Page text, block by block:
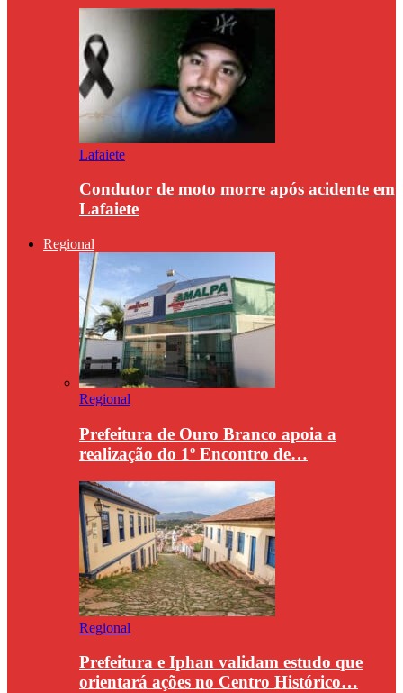
Lafaiete
Condutor de moto morre após acidente em
Lafaiete
Regional
Regional
Prefeitura de Ouro Branco apoia a
realização do 1º Encontro de…
Regional
Prefeitura e Iphan validam estudo que
orientará ações no Centro Histórico…